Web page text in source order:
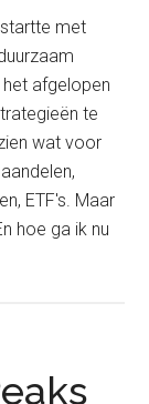
met
afgelopen
te
wat voor
ETF's. Maar
hoe ga ik nu